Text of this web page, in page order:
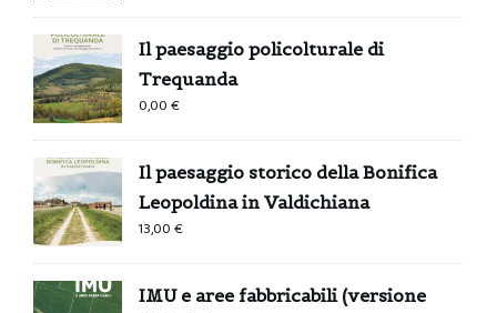
Il paesaggio policolturale di
Trequanda
0,00€
Il paesaggio storico della Bonifica
Leopoldina in Valdichiana
13,00€
IMU e aree fabbricabili (versione